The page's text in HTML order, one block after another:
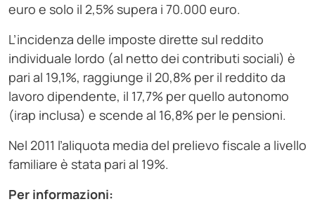
euro e solo il 2,5% supera i 70.000 euro.
L’incidenza delle imposte dirette sul reddito
individuale lordo (al netto dei contributi sociali) è
pari al 19,1%, raggiunge il 20,8% per il reddito da
lavoro dipendente, il 17,7% per quello autonomo
(irap inclusa) e scende al 16,8% per le pensioni.
Nel 2011 l’aliquota media del prelievo fiscale a livello
familiare è stata pari al 19%.
Per informazioni: